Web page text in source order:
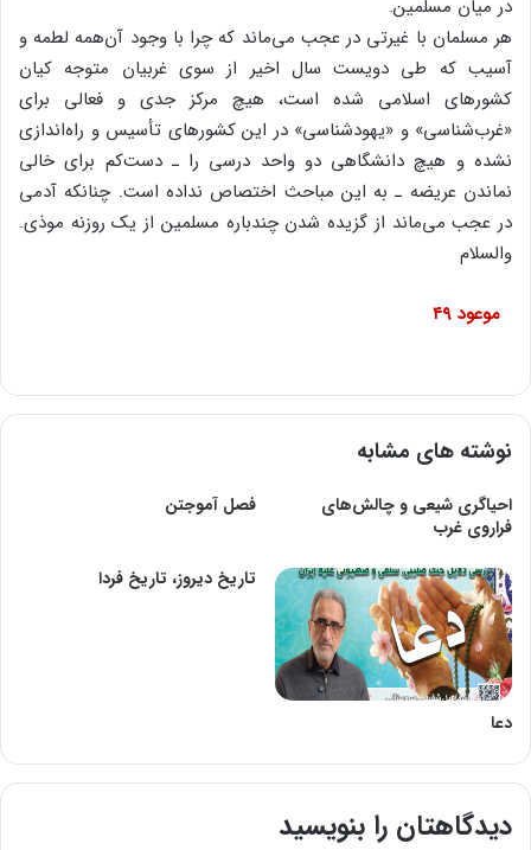
در میان‌ مسلمین‌.
هر مسلمان‌ با غیرتی‌ در عجب‌ می‌ماند که‌ چرا با وجود آن‌همه‌ لطمه‌ و
آسیب‌ که‌ طی‌ دویست‌ سال‌ اخیر از سوی‌ غربیان‌ متوجه‌ کیان‌
کشورهای‌ اسلامی‌ شده‌ است‌، هیچ‌ مرکز جدی‌ و فعالی‌ برای‌
«غرب‌شناسی‌» و «یهودشناسی‌» در این‌ کشورهای‌ تأسیس‌ و راه‌اندازی‌
نشده‌ و هیچ‌ دانشگاهی‌ دو واحد درسی‌ را ـ دست‌کم‌ برای‌ خالی‌
نماندن‌ عریضه‌ ـ به‌ این‌ مباحث‌ اختصاص‌ نداده‌ است‌. چنانکه‌ آدمی‌
در عجب‌ می‌ماند از گزیده‌ شدن‌ چندباره‌ مسلمین‌ از یک‌ روزنه‌ موذی‌.
والسلام‌
‌ موعود ۴۹
نوشته های مشابه
احیاگری شیعی و چالش‌های
فراروی غرب
فصل آموجتن
دعا
تاریخ دیروز، تاریخ فردا
دیدگاهتان را بنویسید